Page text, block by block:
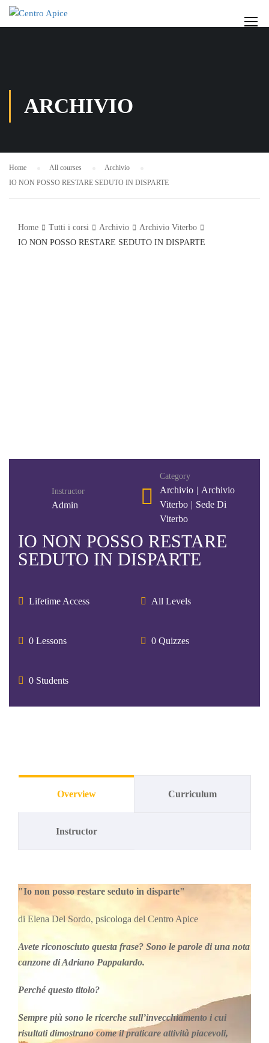
ARCHIVIO
Home All courses
Archivio
IO NON POSSO RESTARE SEDUTO IN DISPARTE
Home Tutti i corsi Archivio
Archivio Viterbo
IO NON POSSO RESTARE SEDUTO IN DISPARTE
Instructor
Admin
Category
Archivio | Archivio
Viterbo | Sede Di
Viterbo
IO NON POSSO RESTARE
SEDUTO IN DISPARTE
Lifetime Access All Levels
0 Lessons 0 Quizzes
0 Students
Overview Curriculum
Instructor
"Io non posso restare seduto in disparte"
di Elena Del Sordo, psicologa del Centro Apice
Avete riconosciuto questa frase? Sono le parole di una nota
canzone di Adriano Pappalardo.
Perché questo titolo?
Sempre più sono le ricerche sull’invecchiamento i cui
risultati dimostrano come il praticare attività piacevoli,